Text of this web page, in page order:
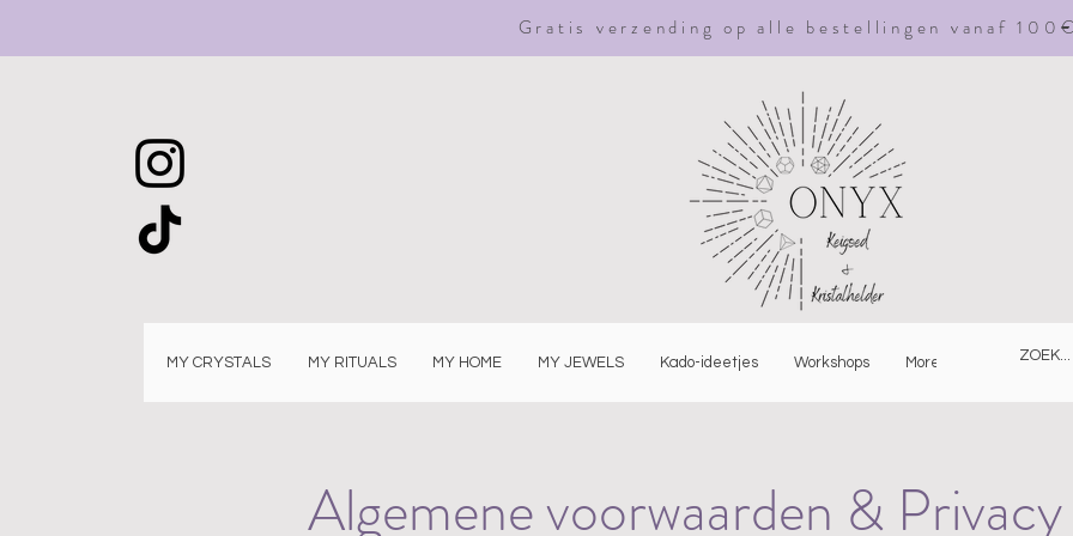
Gratis verzending op alle bestellingen vanaf 100€
MY CRYSTALS MY RITUALS MY HOME MY JEWELS Kado-ideetjes Workshops More
Algemene voorwaarden & Privacy